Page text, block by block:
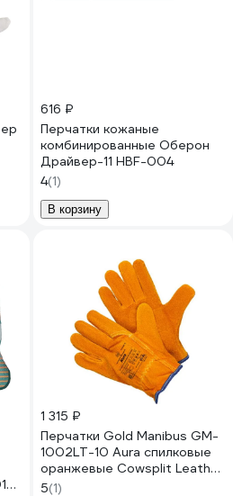
616 ₽
Перчатки кожаные
комбинированные Оберон
Драйвер-11 HBF-004
4(1)
В корзину
1 315 ₽
Перчатки Gold Manibus GM-
1002LT-10 Aura спилковые
оранжевые Cowsplit Leather
Driver Gloves р.10 (XL) 12/120
5(1)